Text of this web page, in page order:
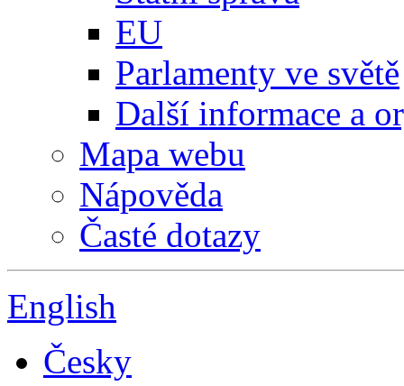
EU
Parlamenty ve světě
Další informace a
Mapa webu
Nápověda
Časté dotazy
English
Česky